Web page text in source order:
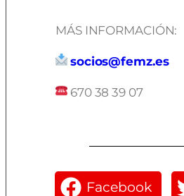
MÁS INFORMACIÓN:
socios@femz.es
670 38 39 07
Facebook